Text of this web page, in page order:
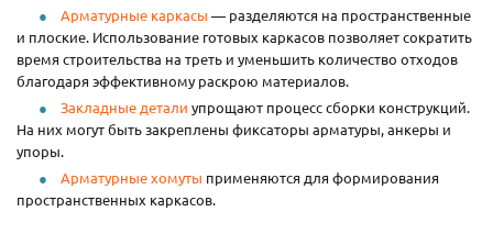
Арматурные каркасы — разделяются на пространственные
и плоские. Использование готовых каркасов позволяет сократить
время строительства на треть и уменьшить количество отходов
благодаря эффективному раскрою материалов.
Закладные детали упрощают процесс сборки конструкций.
На них могут быть закреплены фиксаторы арматуры, анкеры и
упоры.
Арматурные хомуты применяются для формирования
пространственных каркасов.